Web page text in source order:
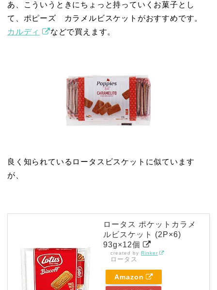
あ、こういうときにちょっと持っていくお菓子とし
て、ポピーズ カラメルビスケットがおすすめです。
カルディ
などで買えます。
良く知られているロータスビスケットに似ています
が、
ロータス ポケットカラメ
ルビスケット (2P×6)
93g×12個
created by Rinker
ロータス
Amazon